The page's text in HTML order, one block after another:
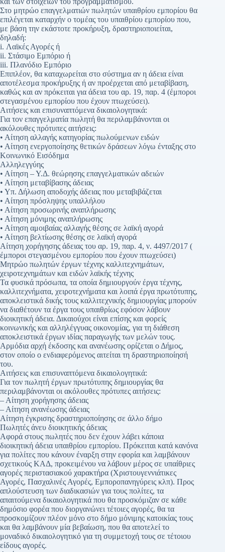
Στο μητρώο επαγγελματιών πωλητών υπαιθρίου εμπορίου θα
επιλέγεται καταρχήν ο τομέας του υπαιθρίου εμπορίου που,
με βάση την εκάστοτε προκήρυξη, δραστηριοποιείται,
δηλαδή:
i. Λαϊκές Αγορές ή
ii. Στάσιμο Εμπόριο ή
iii. Πλανόδιο Εμπόριο
Επιπλέον, θα καταχωρείται στο σύστημα αν η άδεια είναι
αποτέλεσμα προκήρυξης ή αν προέρχεται από μεταβίβαση,
καθώς και αν πρόκειται για άδεια του αρ. 19, παρ. 4 (έμποροι
στεγασμένου εμπορίου που έχουν πτωχεύσει).
Αιτήσεις και επισυναπτόμενα δικαιολογητικά:
Για τον επαγγελματία πωλητή θα περιλαμβάνονται οι
ακόλουθες πρότυπες αιτήσεις:
• Αίτηση αλλαγής κατηγορίας πωλούμενων ειδών
• Αίτηση ενεργοποίησης θετικών δράσεων λόγω ένταξης στο
Κοινωνικό Εισόδημα
Αλληλεγγύης
• Αίτηση – Υ.Δ. θεώρησης επαγγελματικών αδειών
• Αίτηση μεταβίβασης άδειας
• Υπ. Δήλωση αποδοχής άδειας που μεταβιβάζεται
• Αίτηση πρόσληψης υπαλλήλου
• Αίτηση προσωρινής αναπλήρωσης
• Αίτηση μόνιμης αναπλήρωσης
• Αίτηση αμοιβαίας αλλαγής θέσης σε λαϊκή αγορά
• Αίτηση βελτίωσης θέσης σε λαϊκή αγορά
Αίτηση χορήγησης άδειας του αρ. 19, παρ. 4, ν. 4497/2017 (
έμποροι στεγασμένου εμπορίου που έχουν πτωχεύσει)
Μητρώο πωλητών έργων τέχνης καλλιτεχνημάτων,
χειροτεχνημάτων και ειδών λαϊκής τέχνης
Τα φυσικά πρόσωπα, τα οποία δημιουργούν έργα τέχνης,
καλλιτεχνήματα, χειροτεχνήματα και λοιπά έργα πρωτότυπης,
αποκλειστικά δικής τους καλλιτεχνικής δημιουργίας μπορούν
να διαθέτουν τα έργα τους υπαιθρίως εφόσον λάβουν
διοικητική άδεια. Δικαιούχοι είναι επίσης και φορείς
κοινωνικής και αλληλέγγυας οικονομίας, για τη διάθεση
αποκλειστικά έργων ιδίας παραγωγής των μελών τους.
Αρμόδια αρχή έκδοσης και ανανέωσης ορίζεται ο Δήμος,
στον οποίο ο ενδιαφερόμενος αιτείται τη δραστηριοποίησή
του.
Αιτήσεις και επισυναπτόμενα δικαιολογητικά:
Για τον πωλητή έργων πρωτότυπης δημιουργίας θα
περιλαμβάνονται οι ακόλουθες πρότυπες αιτήσεις:
– Αίτηση χορήγησης άδειας
– Αίτηση ανανέωσης άδειας
Αίτηση έγκρισης δραστηριοποίησης σε άλλο δήμο
Πωλητές άνευ διοικητικής άδειας
Αφορά στους πωλητές που δεν έχουν λάβει κάποια
διοικητική άδεια υπαιθρίου εμπορίου. Πρόκειται κατά κανόνα
για πολίτες που κάνουν έναρξη στην εφορία και λαμβάνουν
σχετικούς ΚΑΔ, προκειμένου να λάβουν μέρος σε υπαίθριες
αγορές περιστασιακού χαρακτήρα (Χριστουγεννιάτικες
Αγορές, Πασχαλινές Αγορές, Εμποροπανηγύρεις κλπ). Προς
απλούστευση των διαδικασιών για τους πολίτες, τα
απαιτούμενα δικαιολογητικά που θα προσκόμιζαν σε κάθε
δημόσιο φορέα που διοργανώνει τέτοιες αγορές, θα τα
προσκομίζουν πλέον μόνο στο δήμο μόνιμης κατοικίας τους
και θα λαμβάνουν μία βεβαίωση, που θα αποτελεί το
μοναδικό δικαιολογητικό για τη συμμετοχή τους σε τέτοιου
είδους αγορές.